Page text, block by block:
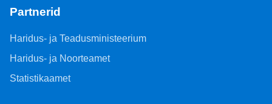
Partnerid
Haridus- ja Teadusministeerium
Haridus- ja Noorteamet
Statistikaamet